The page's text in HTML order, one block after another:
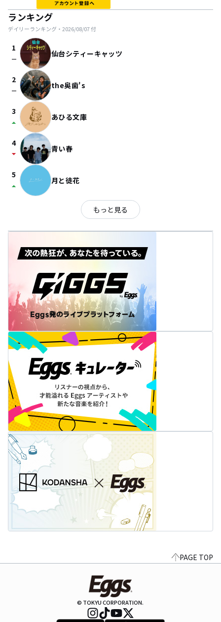
ランキング
デイリーランキング・ 2026/08/07付
1
check_indeterminate_small 仙台シティーキャッツ
2
check_indeterminate_small the奥歯's
3
arrow_drop_up あひる文庫
4
arrow_drop_down 青い春
5
arrow_drop_up 月と徒花
もっと見る
PAGE TOP
© TOKYU CORPORATION.